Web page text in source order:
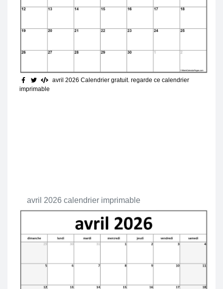
avril 2026 Calendrier gratuit. regarde ce calendrier
imprimable
avril 2026 calendrier imprimable